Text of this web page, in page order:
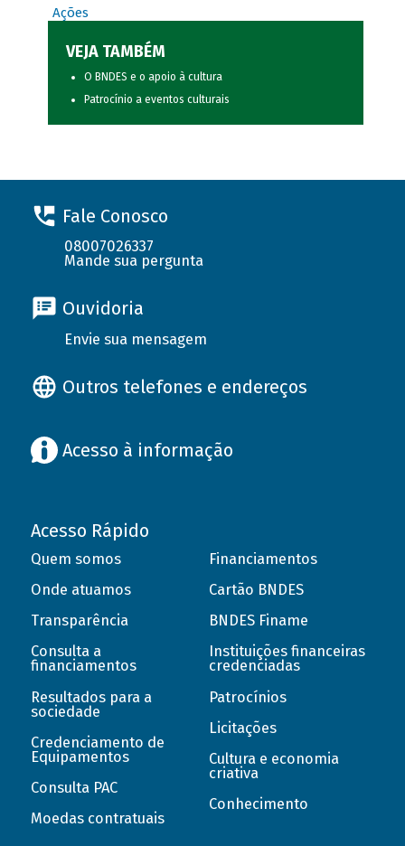
Ações
VEJA TAMBÉM
O BNDES e o apoio à cultura
Patrocínio a eventos culturais
Fale Conosco
08007026337
Mande sua pergunta
Ouvidoria
Envie sua mensagem
Outros telefones e endereços
Acesso à informação
Acesso Rápido
Quem somos
Onde atuamos
Transparência
Consulta a
financiamentos
Resultados para a
sociedade
Credenciamento de
Equipamentos
Consulta PAC
Moedas contratuais
Financiamentos
Cartão BNDES
BNDES Finame
Instituições financeiras
credenciadas
Patrocínios
Licitações
Cultura e economia
criativa
Conhecimento